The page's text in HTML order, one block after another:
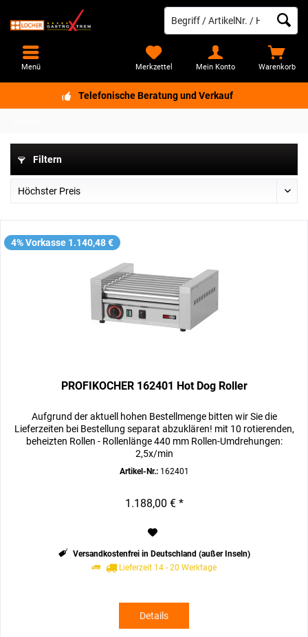
Telefonische Beratung und Verkauf
Warenkorb
Merkzettel Mein Konto
Menü
Filtern
4% Vorkasse 1.140,48 €
PROFIKOCHER 162401 Hot Dog Roller
Aufgrund der aktuell hohen Bestellmenge bitten wir Sie die
Lieferzeiten bei Bestellung separat abzuklären! mit 10 rotierenden,
beheizten Rollen - Rollenlänge 440 mm Rollen-Umdrehungen:
2,5x/min
Artikel-Nr.:162401
1.188,00 € *
Versandkostenfrei in Deutschland (außer Inseln)
Lieferzeit 14 - 20 Werktage
Details